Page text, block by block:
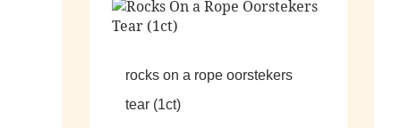
rocks on a rope oorstekers
tear (1ct)